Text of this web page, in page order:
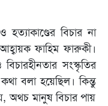
হত্যাকাণ্ডের বিচার না
ফাহিম ফারুকী।
সংস্কৃতির
বলা হয়েছিল। কিন্তু
অথচ মানুষ বিচার পায়